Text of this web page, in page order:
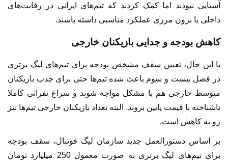
آسیایی نبودند اما کمک کردند که تیم‌های ایرانی در رقابت‌های
داخلی یا برون مرزی عملکرد مناسبی داشته باشند.
کاهش بودجه و جدایی بازیکنان خارجی
با این حال، تعیین سقف مشخص بودجه برای تیم‌های لیگ برتری
در فصل بیست و سوم باعث شده تیم‌ها حتی برای جذب بازیکنان
متوسط خارجی هم با مشکل مواجه شوند و سراغ نفراتی کاملا
ناشناخته با قیمت پایین بروند. البته تعداد بازیکنان خارجی تیم‌ها نیز
رو به کاهش است.
بر اساس دستورالعمل جدید سازمان لیگ فوتبال، سقف بودجه
برای تیم‌های لیگ برتری به صورت معمول 250 میلیارد تومان